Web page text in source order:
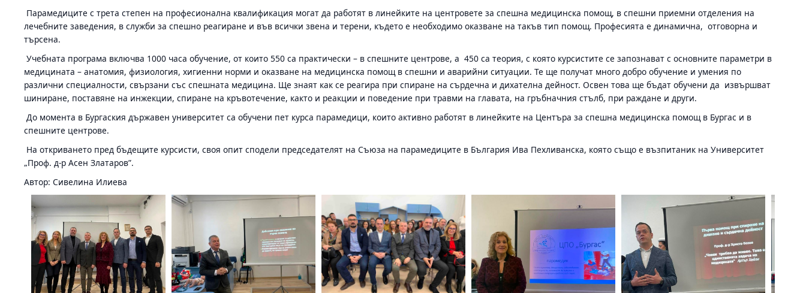
Парамедиците с трета степен на професионална квалификация могат да работят в линейките на центровете за спешна медицинска помощ, в спешни приемни отделения на
лечебните заведения, в служби за спешно реагиране и във всички звена и терени, където е необходимо оказване на такъв тип помощ. Професията е динамична, отговорна и
търсена.
Учебната програма включва 1000 часа обучение, от които 550 са практически – в спешните центрове, а 450 са теория, с която курсистите се запознават с основните параметри в
медицината – анатомия, физиология, хигиенни норми и оказване на медицинска помощ в спешни и аварийни ситуации. Те ще получат много добро обучение и умения по
различни специалности, свързани със спешната медицина. Ще знаят как се реагира при спиране на сърдечна и дихателна дейност. Освен това ще бъдат обучени да извършват
шиниране, поставяне на инжекции, спиране на кръвотечение, както и реакции и поведение при травми на главата, на гръбначния стълб, при раждане и други.
До момента в Бургаския държавен университет са обучени пет курса парамедици, които активно работят в линейките на Центъра за спешна медицинска помощ в Бургас и в
спешните центрове.
На откриването пред бъдещите курсисти, своя опит сподели председателят на Съюза на парамедиците в България Ива Пехливанска, която също е възпитаник на Университет
„Проф. д-р Асен Златаров”.
Автор: Сивелина Илиева